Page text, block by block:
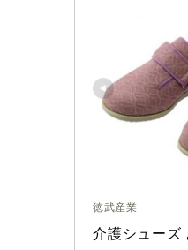
徳武産業
介護シューズ